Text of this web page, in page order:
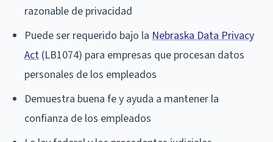
razonable de privacidad
Puede ser requerido bajo la Nebraska Data Privacy
Act (LB1074) para empresas que procesan datos
personales de los empleados
Demuestra buena fe y ayuda a mantener la
confianza de los empleados